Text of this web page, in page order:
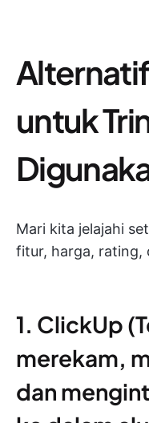
untuk
Mari kita jelajahi
fitur, harga, rating,
1. ClickUp
merekam,
dan